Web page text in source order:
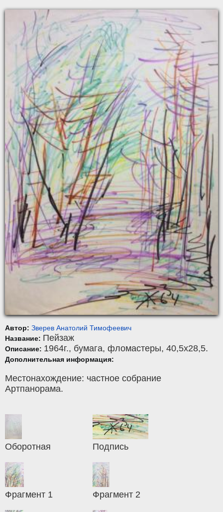
Автор: Зверев Анатолий Тимофеевич
Название: Пейзаж
Описание: 1964г., бумага, фломастеры, 40,5x28,5.
Дополнительная информация:
Местонахождение: частное собрание
Артпанорама.
Оборотная Подпись
Фрагмент 1 Фрагмент 2